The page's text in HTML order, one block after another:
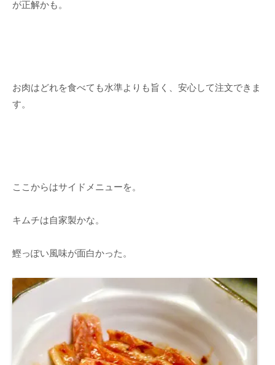
が正解かも。
お肉はどれを食べても水準よりも旨く、安心して注文できま
す。
ここからはサイドメニューを。
キムチは自家製かな。
鰹っぽい風味が面白かった。